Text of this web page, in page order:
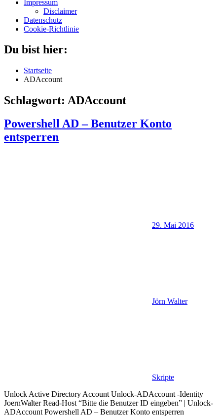
Impressum
Disclaimer
Datenschutz
Cookie-Richtlinie
Du bist hier:
Startseite
ADAccount
Schlagwort: ADAccount
Powershell AD – Benutzer Konto
entsperren
29. Mai 2016
Jörn Walter
Skripte
Unlock Active Directory Account Unlock-ADAccount -Identity
JoernWalter Read-Host “Bitte die Benutzer ID eingeben” | Unlock-
ADAccount Powershell AD – Benutzer Konto entsperren